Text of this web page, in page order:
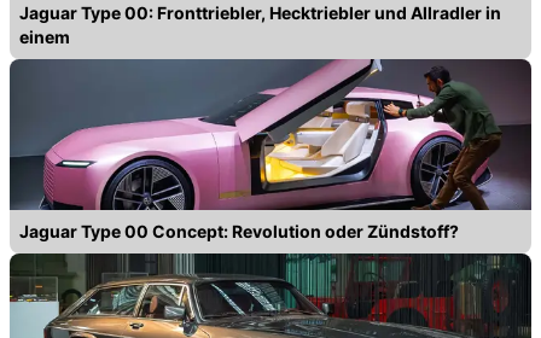
Jaguar Type 00: Fronttriebler, Hecktriebler und Allradler in
einem
Jaguar Type 00 Concept: Revolution oder Zündstoff?